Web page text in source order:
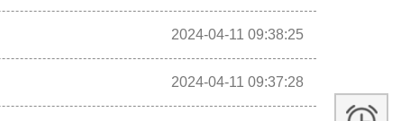
2024-04-11 09:38:25
2024-04-11 09:37:28